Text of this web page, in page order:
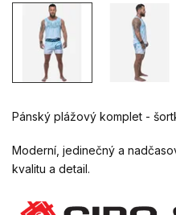
Pánský plážový komplet -
Moderní, jedinečný a
kvalitu a detail.